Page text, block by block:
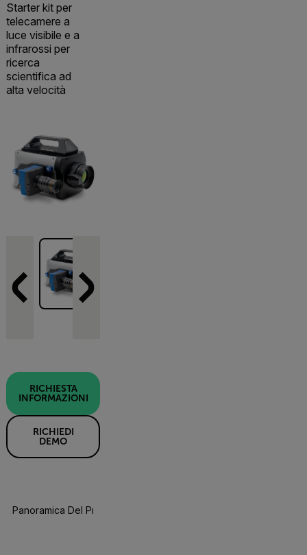
Starter kit per
telecamere a
luce visibile e a
infrarossi per
ricerca
scientifica ad
alta velocità
RICHIESTA
INFORMAZIONI
RICHIEDI
DEMO
Panoramica Del Prodotto